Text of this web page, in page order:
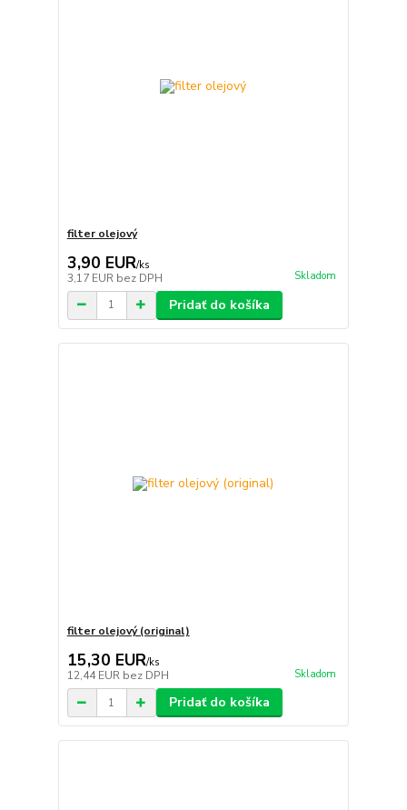
filter olejový
3,90 EUR/ks
3,17 EUR bez DPH Skladom
Pridať do košíka
filter olejový (original)
15,30 EUR/ks
12,44 EUR bez DPH Skladom
Pridať do košíka